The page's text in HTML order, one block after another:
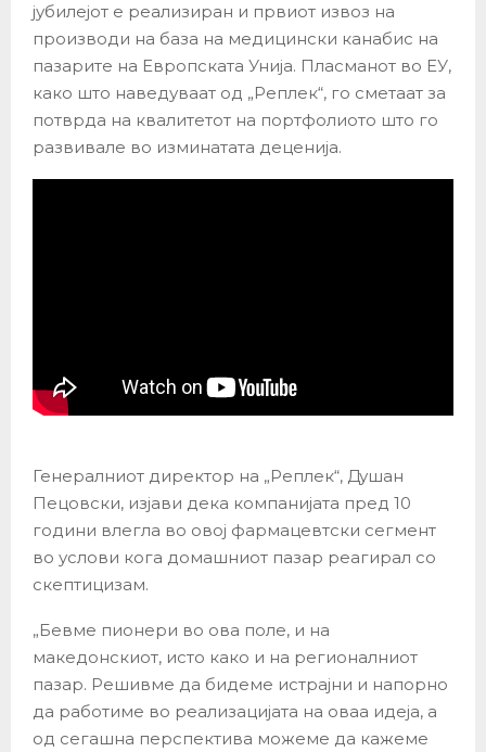
јубилејот е реализиран и првиот извоз на
производи на база на медицински канабис на
пазарите на Европската Унија. Пласманот во ЕУ,
како што наведуваат од „Реплек“, го сметаат за
потврда на квалитетот на портфолиото што го
развивале во изминатата деценија.
Генералниот директор на „Реплек“, Душан
Пецовски, изјави дека компанијата пред 10
години влегла во овој фармацевтски сегмент
во услови кога домашниот пазар реагирал со
скептицизам.
„Бевме пионери во ова поле, и на
македонскиот, исто како и на регионалниот
пазар. Решивме да бидеме истрајни и напорно
да работиме во реализацијата на оваа идеја, а
од сегашна перспектива можеме да кажеме